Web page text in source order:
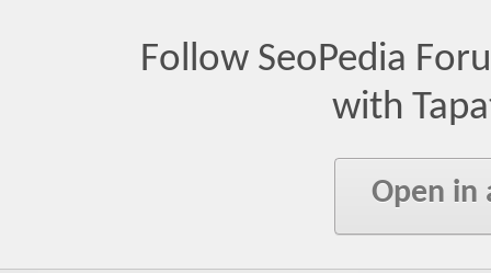
Follow SeoPedia
with
Open in